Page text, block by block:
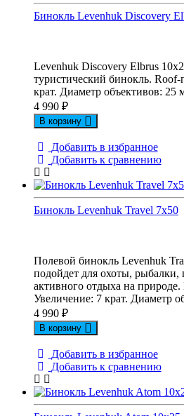
Бинокль Levenhuk Discovery
Levenhuk Discovery Elbrus
туристический бинокль.
крат. Диаметр объективов: 25
4 990 ₽
В корзину
Добавить в избранное
Добавить к сравнению
Бинокль Levenhuk Travel 7x50
Полевой бинокль Levenhuk
подойдет для охоты, рыбалки,
активного отдыха на
Увеличение: 7 крат. Диаметр
4 990 ₽
В корзину
Добавить в избранное
Добавить к сравнению